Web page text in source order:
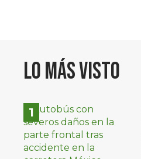
Lo más visto